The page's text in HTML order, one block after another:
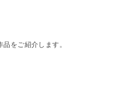
をご紹介します。